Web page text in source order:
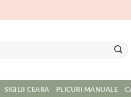
SIGILII CEARA PLICURI MANUALE